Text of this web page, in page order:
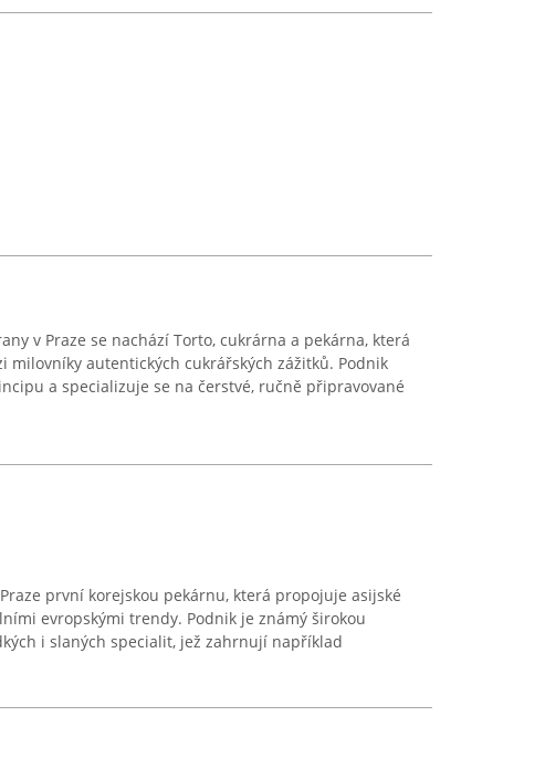
v Praze se nachází Torto, cukrárna a pekárna, která
milovníky autentických cukrářských zážitků. Podnik
a specializuje se na čerstvé, ručně připravované
první korejskou pekárnu, která propojuje asijské
evropskými trendy. Podnik je známý širokou
i slaných specialit, jež zahrnují například